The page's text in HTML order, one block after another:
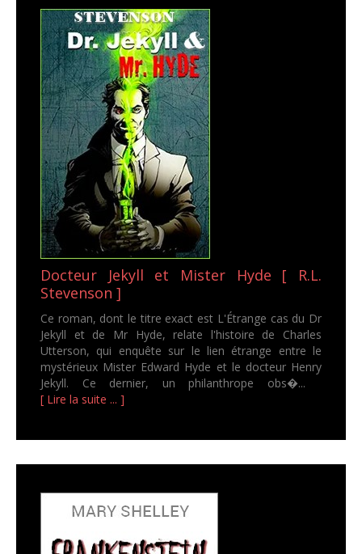
Docteur Jekyll et Mister Hyde [ R.L.
Stevenson ]
Ce roman, dont le titre exact est L'Étrange cas du Dr
Jekyll et de Mr Hyde, relate l'histoire de Charles
Utterson, qui enquête sur le lien étrange entre le
mystérieux Mister Edward Hyde et le docteur Henry
Jekyll. Ce dernier, un philanthrope obs�...
[ Lire la suite ... ]